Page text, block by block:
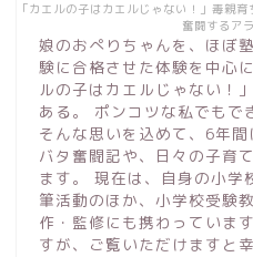
「カエルの子はカエルじゃない！」毒親
奮闘するア
娘のおぺりちゃんを、ほぼ
験に合格させた体験を中心
ルの子はカエルじゃない！
ある。 ポンコツな私でもで
そんな思いを込めて、6年
バタ奮闘記や、日々の子育
ます。 現在は、自身の小学
筆活動のほか、小学校受験
作・監修にも携わっていま
すが、ご覧いただけますと